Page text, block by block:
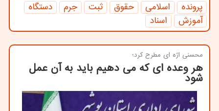
پرونده اسلامی حقوق ثبت جرم
دستگاه
آموزش
اسناد
محسنی اژه ای مطرح كرد؛
هر وعده ای که می دهیم باید به آن عمل
شود